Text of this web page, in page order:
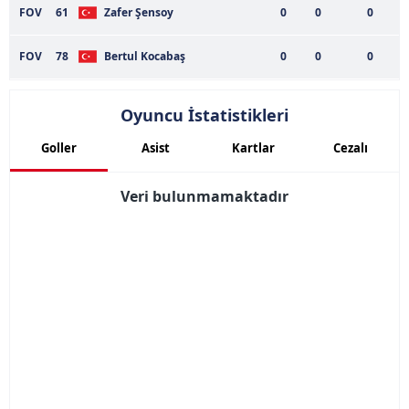
FOV 61 Zafer Şensoy 0 0 0
FOV 78 Bertul Kocabaş 0 0 0
Oyuncu İstatistikleri
Goller Asist Kartlar Cezalı
Veri bulunmamaktadır